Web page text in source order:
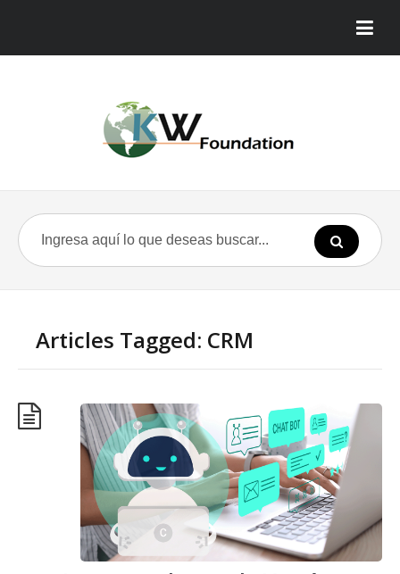
Articles Tagged: CRM